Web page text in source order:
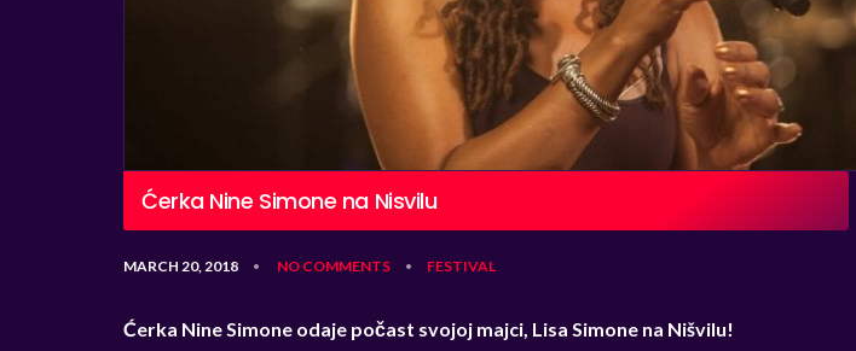
Ćerka Nine Simone na Nisvilu
MARCH 20, 2018 • NO COMMENTS • FESTIVAL
Ćerka Nine Simone odaje počast svojoj majci, Lisa Simone na Nišvilu!